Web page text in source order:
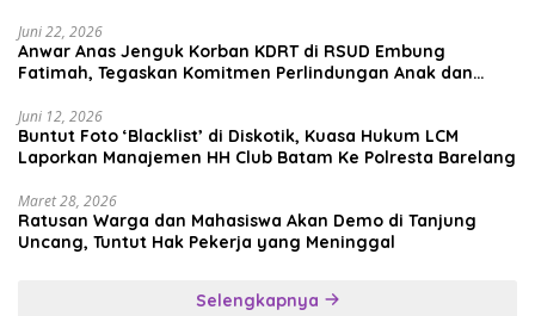
Juni 22, 2026
Anwar Anas Jenguk Korban KDRT di RSUD Embung
Fatimah, Tegaskan Komitmen Perlindungan Anak dan
Juni 12, 2026
Buntut Foto ‘Blacklist’ di Diskotik, Kuasa Hukum LCM
Laporkan Manajemen HH Club Batam Ke Polresta Barelang
Maret 28, 2026
Ratusan Warga dan Mahasiswa Akan Demo di Tanjung
Uncang, Tuntut Hak Pekerja yang Meninggal
Selengkapnya